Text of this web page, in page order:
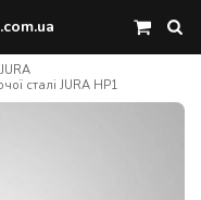
сталі JURA HP1